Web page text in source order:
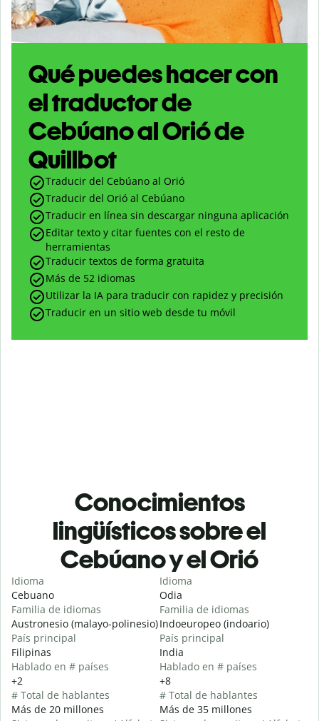
Qué puedes hacer con
el traductor de
Cebúano al Orió de
Quillbot
Traducir del Cebúano al Orió
Traducir del Orió al Cebúano
Traducir en línea sin descargar ninguna aplicación
Editar texto y citar fuentes con el resto de
herramientas
Traducir textos de forma gratuita
Más de 52 idiomas
Utilizar la IA para traducir con rapidez y precisión
Traducir en un sitio web desde tu móvil
Conocimientos
lingüísticos sobre el
Cebúano y el Orió
Idioma
Cebuano
Familia de idiomas
Austronesio (malayo-polinesio)
País principal
Filipinas
Hablado en # países
+2
# Total de hablantes
Más de 20 millones
Idioma
Odia
Familia de idiomas
Indoeuropeo (indoario)
País principal
India
Hablado en # países
+8
# Total de hablantes
Más de 35 millones